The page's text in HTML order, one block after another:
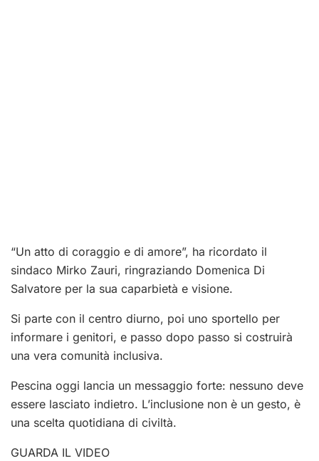
“Un atto di coraggio e di amore”, ha ricordato il
sindaco Mirko Zauri, ringraziando Domenica Di
Salvatore per la sua caparbietà e visione.
Si parte con il centro diurno, poi uno sportello per
informare i genitori, e passo dopo passo si costruirà
una vera comunità inclusiva.
Pescina oggi lancia un messaggio forte: nessuno deve
essere lasciato indietro. L’inclusione non è un gesto, è
una scelta quotidiana di civiltà.
GUARDA IL VIDEO